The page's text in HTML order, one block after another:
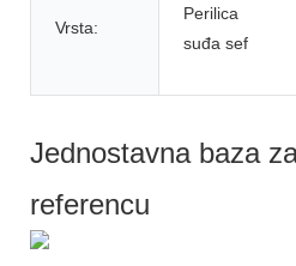
Vrsta:
Perilica
suđa sef
Jednostavna baza
referencu